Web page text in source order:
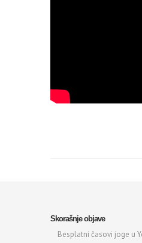
Skorašnje objave
Besplatni časovi joge u